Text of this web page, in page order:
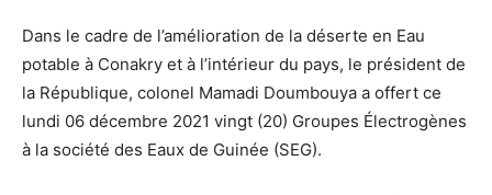
Dans le cadre de l’amélioration de la déserte en Eau
potable à Conakry et à l’intérieur du pays, le président de
la République, colonel Mamadi Doumbouya a offert ce
lundi 06 décembre 2021 vingt (20) Groupes Électrogènes
à la société des Eaux de Guinée (SEG).